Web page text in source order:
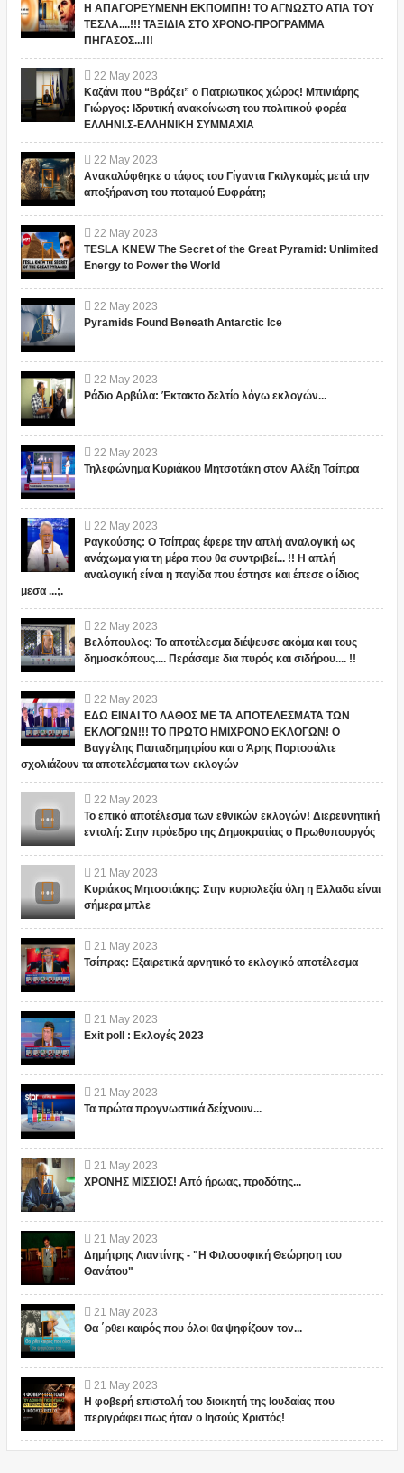
Η ΑΠΑΓΟΡΕΥΜΕΝΗ ΕΚΠΟΜΠΗ! ΤΟ ΑΓΝΩΣΤΟ ΑΤΙΑ ΤΟΥ
ΤΕΣΛΑ....!!! ΤΑΞΙΔΙΑ ΣΤΟ ΧΡΟΝΟ-ΠΡΟΓΡΑΜΜΑ
ΠΗΓΑΣΟΣ...!!!
22 May 2023
Καζάνι που “Βράζει” ο Πατριωτικος χώρος! Μπινιάρης
Γιώργος: Ιδρυτική ανακοίνωση του πολιτικού φορέα
ΕΛΛΗΝΙ.Σ-ΕΛΛΗΝΙΚΗ ΣΥΜΜΑΧΙΑ
22 May 2023
Ανακαλύφθηκε ο τάφος του Γίγαντα Γκιλγκαμές μετά την
αποξήρανση του ποταμού Ευφράτη;
22 May 2023
TESLA KNEW The Secret of the Great Pyramid: Unlimited
Energy to Power the World
22 May 2023
Pyramids Found Beneath Antarctic Ice
22 May 2023
Ράδιο Αρβύλα: Έκτακτο δελτίο λόγω εκλογών...
22 May 2023
Τηλεφώνημα Κυριάκου Μητσοτάκη στον Αλέξη Τσίπρα
22 May 2023
Ραγκούσης: Ο Τσίπρας έφερε την απλή αναλογική ως
ανάχωμα για τη μέρα που θα συντριβεί... !! Η απλή
αναλογική είναι η παγίδα που έστησε και έπεσε ο ίδιος
μεσα ...;.
22 May 2023
Βελόπουλος: Το αποτέλεσμα διέψευσε ακόμα και τους
δημοσκόπους.... Περάσαμε δια πυρός και σιδήρου.... !!
22 May 2023
ΕΔΩ ΕΙΝΑΙ ΤΟ ΛΑΘΟΣ ΜΕ ΤΑ ΑΠΟΤΕΛΕΣΜΑΤΑ ΤΩΝ
ΕΚΛΟΓΩΝ!!! ΤΟ ΠΡΩΤΟ ΗΜΙΧΡΟΝΟ ΕΚΛΟΓΩΝ! Ο
Βαγγέλης Παπαδημητρίου και ο Άρης Πορτοσάλτε
σχολιάζουν τα αποτελέσματα των εκλογών
22 May 2023
Το επικό αποτέλεσμα των εθνικών εκλογών! Διερευνητική
εντολή: Στην πρόεδρο της Δημοκρατίας ο Πρωθυπουργός
21 May 2023
Κυριάκος Μητσοτάκης: Στην κυριολεξία όλη η Ελλαδα είναι
σήμερα μπλε
21 May 2023
Τσίπρας: Εξαιρετικά αρνητικό το εκλογικό αποτέλεσμα
21 May 2023
Exit poll : Εκλογές 2023
21 May 2023
Τα πρώτα προγνωστικά δείχνουν...
21 May 2023
ΧΡΟΝΗΣ ΜΙΣΣΙΟΣ! Από ήρωας, προδότης...
21 May 2023
Δημήτρης Λιαντίνης - "Η Φιλοσοφική Θεώρηση του
Θανάτου"
21 May 2023
Θα ΄ρθει καιρός που όλοι θα ψηφίζουν τον...
21 May 2023
Η φοβερή επιστολή του διοικητή της Ιουδαίας που
περιγράφει πως ήταν ο Ιησούς Χριστός!